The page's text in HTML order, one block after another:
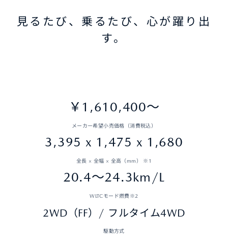
見るたび、乗るたび、心が躍り出
す。
￥1,610,400〜
メーカー希望小売価格（消費税込）
3,395 x 1,475 x 1,680
全長 × 全幅 × 全高（mm） ※1
20.4～24.3km/L
WLTCモード燃費※2
2WD（FF）/ フルタイム4WD
駆動方式